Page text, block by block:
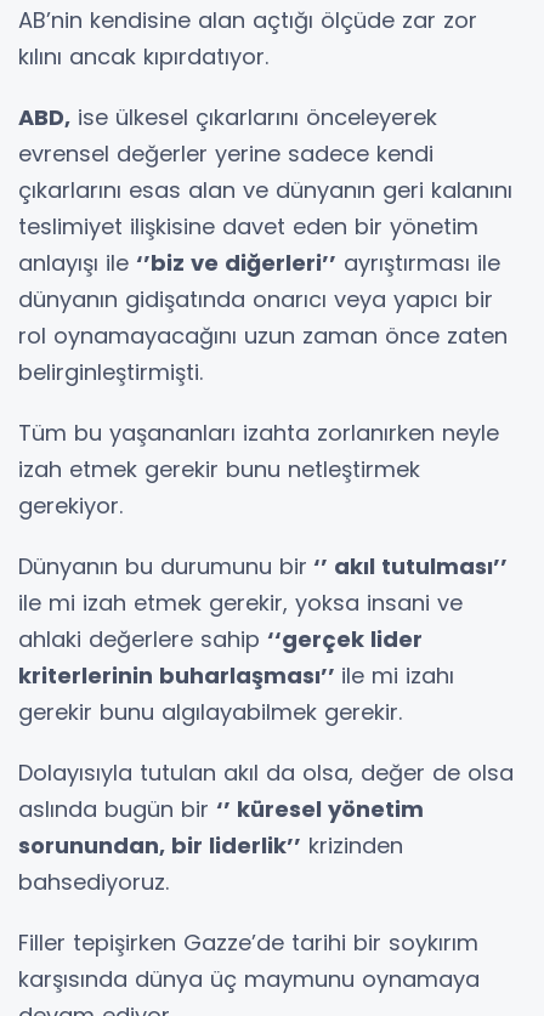
AB’nin kendisine alan açtığı ölçüde zar zor
kılını ancak kıpırdatıyor.
ABD, ise ülkesel çıkarlarını önceleyerek
evrensel değerler yerine sadece kendi
çıkarlarını esas alan ve dünyanın geri kalanını
teslimiyet ilişkisine davet eden bir yönetim
anlayışı ile ‘’biz ve diğerleri’’ ayrıştırması ile
dünyanın gidişatında onarıcı veya yapıcı bir
rol oynamayacağını uzun zaman önce zaten
belirginleştirmişti.
Tüm bu yaşananları izahta zorlanırken neyle
izah etmek gerekir bunu netleştirmek
gerekiyor.
Dünyanın bu durumunu bir ‘’ akıl tutulması’’
ile mi izah etmek gerekir, yoksa insani ve
ahlaki değerlere sahip ‘‘gerçek lider
kriterlerinin buharlaşması’’ ile mi izahı
gerekir bunu algılayabilmek gerekir.
Dolayısıyla tutulan akıl da olsa, değer de olsa
aslında bugün bir ‘’ küresel yönetim
sorunundan, bir liderlik’’ krizinden
bahsediyoruz.
Filler tepişirken Gazze’de tarihi bir soykırım
karşısında dünya üç maymunu oynamaya